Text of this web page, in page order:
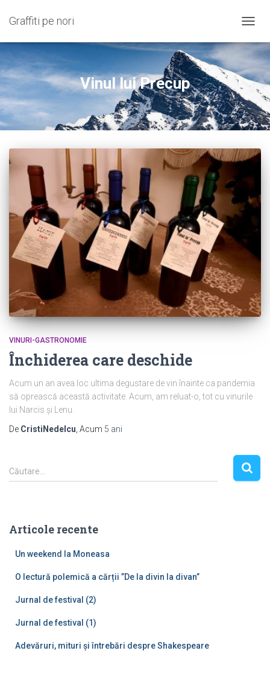
Graffiti pe nori
Vinul lui Precup
VINURI-GASTRONOMIE
Închiderea care deschide
Acum un an avea loc ultima degustare de vin înainte ca pandemia
să oprească această activitate. Acum, am reluat-o, tot cu vinurile
lui Narcis și Lenu.
De CristiNedelcu , Acum 5 ani
C
a
d
Căutare…
Articole recente
Un weekend la Moneasa
O lectură polemică a cărții ”De la divin la divan”
Jurnal de festival (2)
Jurnal de festival (1)
Adevăruri, mituri și întrebări despre Shakespeare